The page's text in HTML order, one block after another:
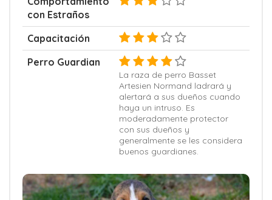
con Estraños
Capacitación
Perro Guardian
La raza de perro Basset
Artesien Normand ladrará y
alertará a sus dueños cuando
haya un intruso. Es
moderadamente protector
con sus dueños y
generalmente se les considera
buenos guardianes.